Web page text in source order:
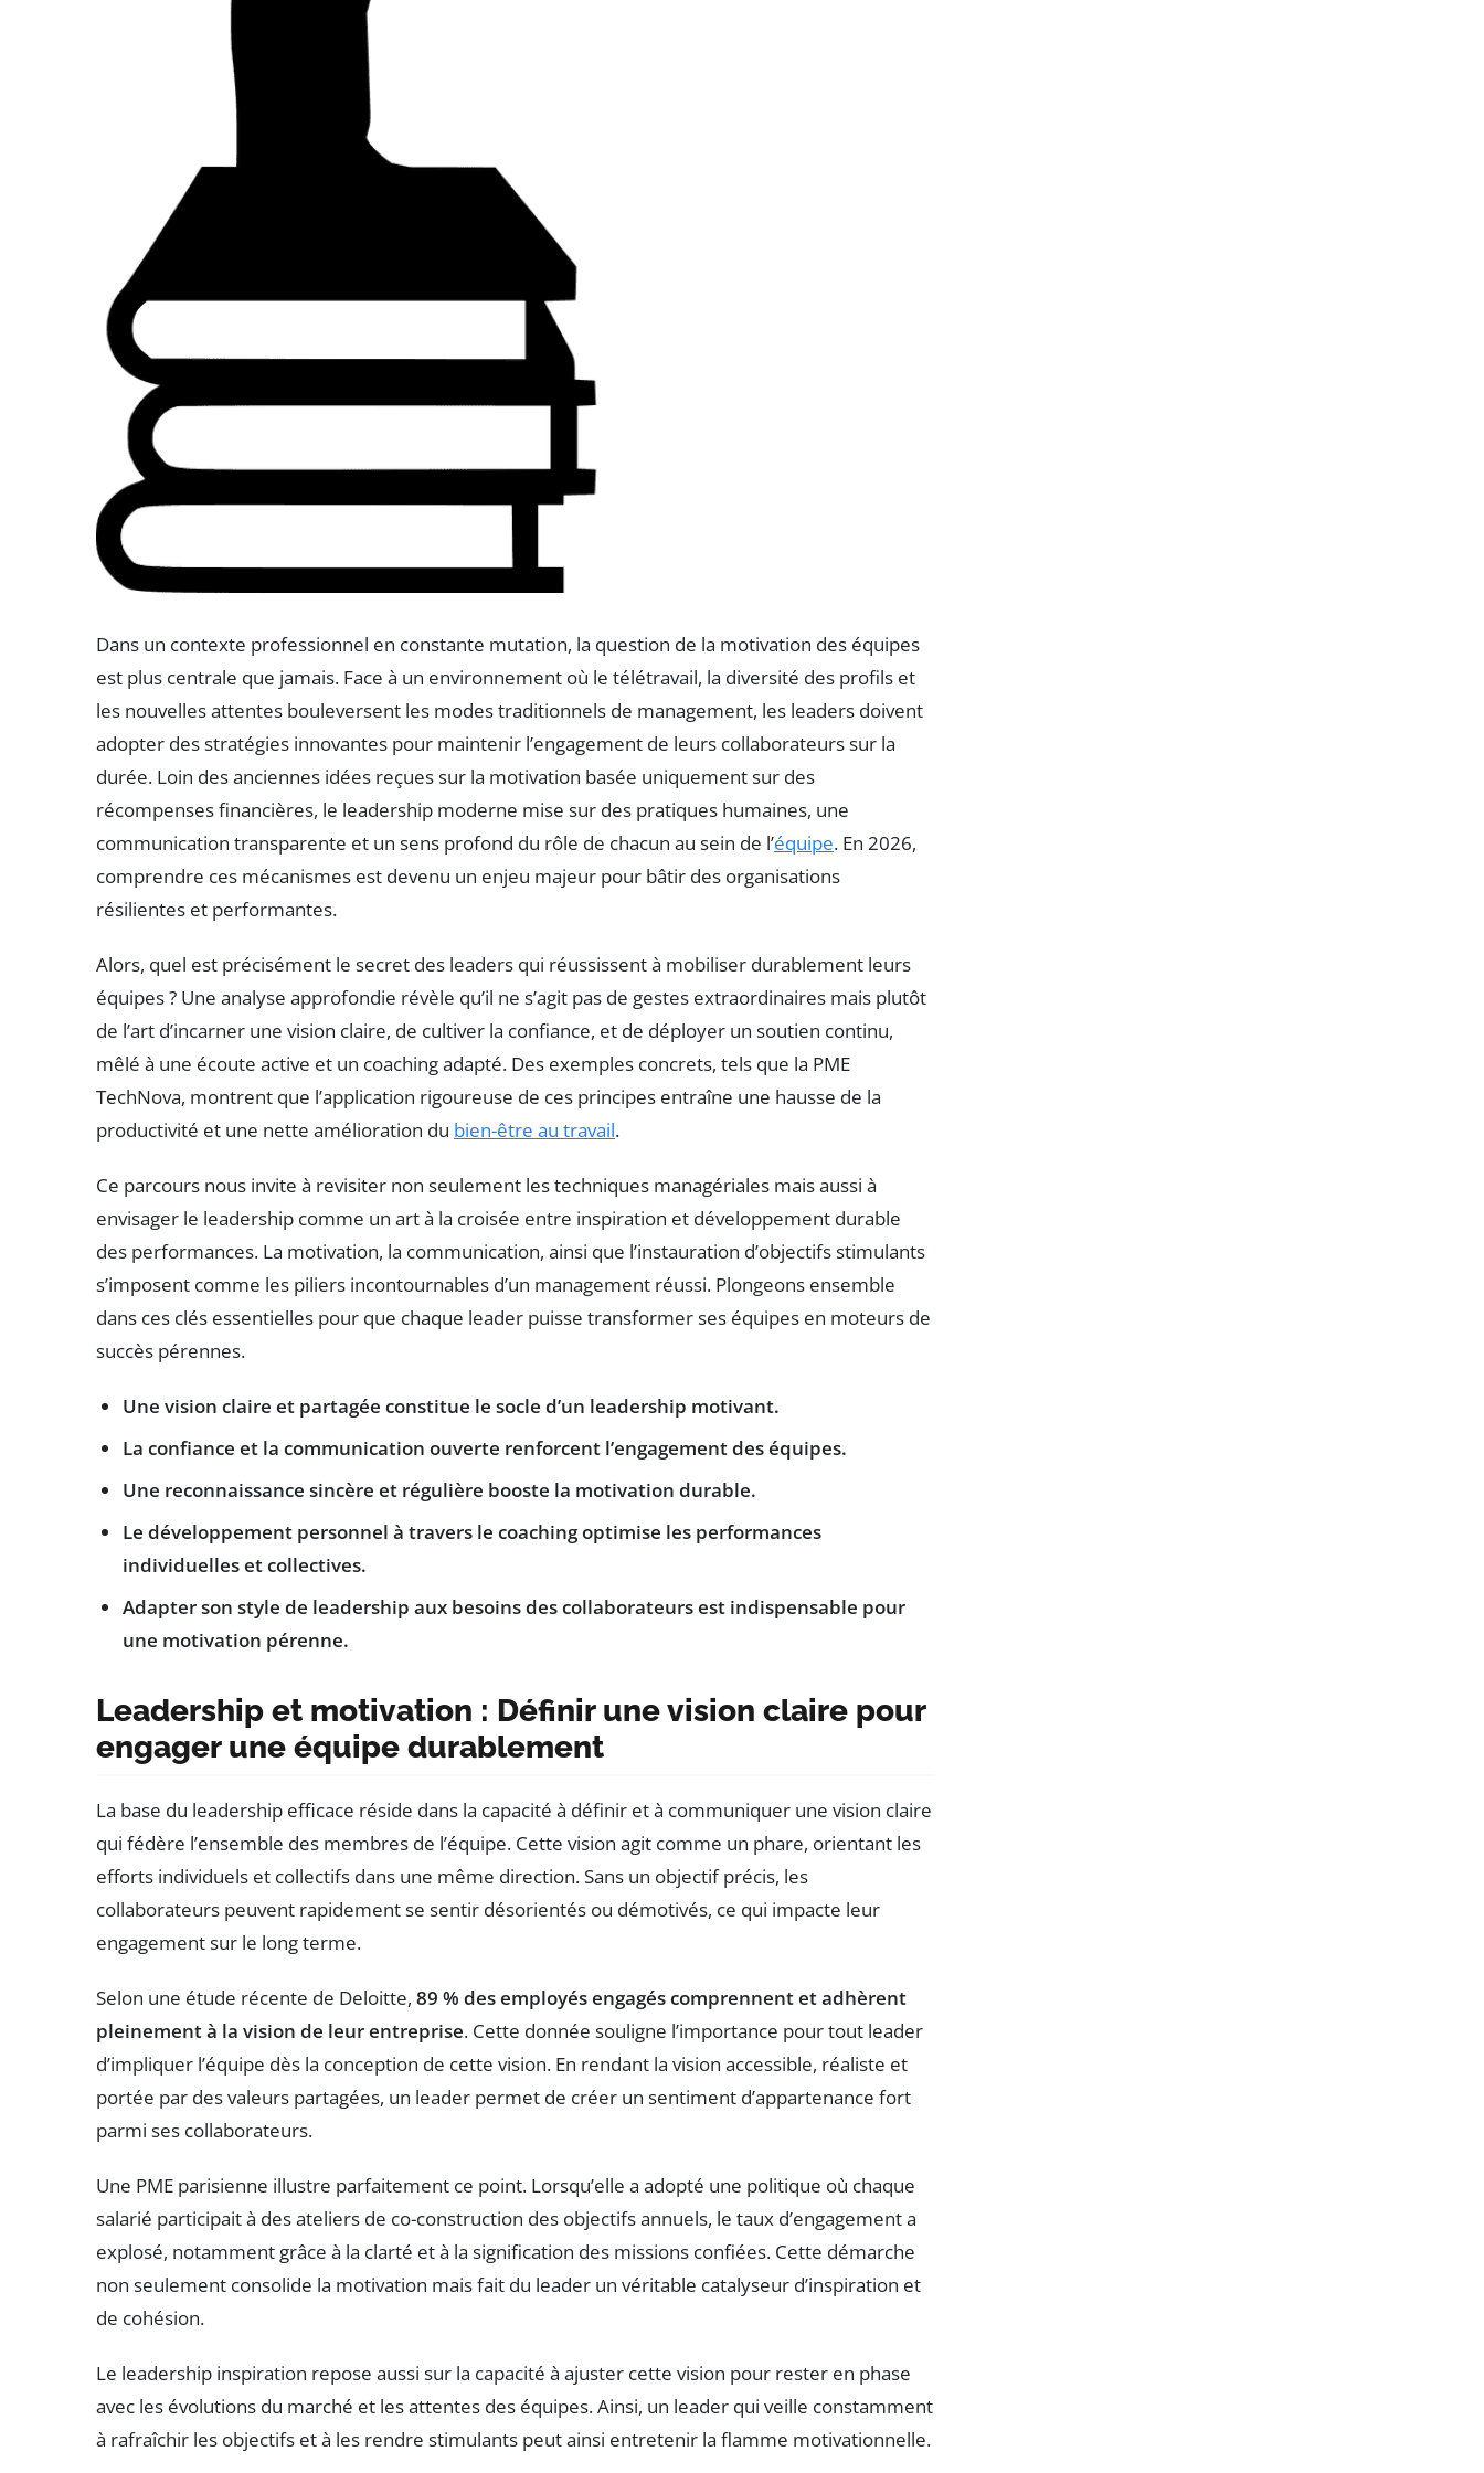
Dans un contexte professionnel en constante mutation, la question de la motivation des équipes
est plus centrale que jamais. Face à un environnement où le télétravail, la diversité des profils et
les nouvelles attentes bouleversent les modes traditionnels de management, les leaders doivent
adopter des stratégies innovantes pour maintenir l’engagement de leurs collaborateurs sur la
durée. Loin des anciennes idées reçues sur la motivation basée uniquement sur des
récompenses financières, le leadership moderne mise sur des pratiques humaines, une
communication transparente et un sens profond du rôle de chacun au sein de l’équipe. En 2026,
comprendre ces mécanismes est devenu un enjeu majeur pour bâtir des organisations
résilientes et performantes.
Alors, quel est précisément le secret des leaders qui réussissent à mobiliser durablement leurs
équipes ? Une analyse approfondie révèle qu’il ne s’agit pas de gestes extraordinaires mais plutôt
de l’art d’incarner une vision claire, de cultiver la confiance, et de déployer un soutien continu,
mêlé à une écoute active et un coaching adapté. Des exemples concrets, tels que la PME
TechNova, montrent que l’application rigoureuse de ces principes entraîne une hausse de la
productivité et une nette amélioration du bien-être au travail.
Ce parcours nous invite à revisiter non seulement les techniques managériales mais aussi à
envisager le leadership comme un art à la croisée entre inspiration et développement durable
des performances. La motivation, la communication, ainsi que l’instauration d’objectifs stimulants
s’imposent comme les piliers incontournables d’un management réussi. Plongeons ensemble
dans ces clés essentielles pour que chaque leader puisse transformer ses équipes en moteurs de
succès pérennes.
Une vision claire et partagée constitue le socle d’un leadership motivant.
La confiance et la communication ouverte renforcent l’engagement des équipes.
Une reconnaissance sincère et régulière booste la motivation durable.
Le développement personnel à travers le coaching optimise les performances
individuelles et collectives.
Adapter son style de leadership aux besoins des collaborateurs est indispensable pour
une motivation pérenne.
Leadership et motivation : Définir une vision claire pour
engager une équipe durablement
La base du leadership efficace réside dans la capacité à définir et à communiquer une vision claire
qui fédère l’ensemble des membres de l’équipe. Cette vision agit comme un phare, orientant les
efforts individuels et collectifs dans une même direction. Sans un objectif précis, les
collaborateurs peuvent rapidement se sentir désorientés ou démotivés, ce qui impacte leur
engagement sur le long terme.
Selon une étude récente de Deloitte, 89 % des employés engagés comprennent et adhèrent
pleinement à la vision de leur entreprise. Cette donnée souligne l’importance pour tout leader
d’impliquer l’équipe dès la conception de cette vision. En rendant la vision accessible, réaliste et
portée par des valeurs partagées, un leader permet de créer un sentiment d’appartenance fort
parmi ses collaborateurs.
Une PME parisienne illustre parfaitement ce point. Lorsqu’elle a adopté une politique où chaque
salarié participait à des ateliers de co-construction des objectifs annuels, le taux d’engagement a
explosé, notamment grâce à la clarté et à la signification des missions confiées. Cette démarche
non seulement consolide la motivation mais fait du leader un véritable catalyseur d’inspiration et
de cohésion.
Le leadership inspiration repose aussi sur la capacité à ajuster cette vision pour rester en phase
avec les évolutions du marché et les attentes des équipes. Ainsi, un leader qui veille constamment
à rafraîchir les objectifs et à les rendre stimulants peut ainsi entretenir la flamme motivationnelle.